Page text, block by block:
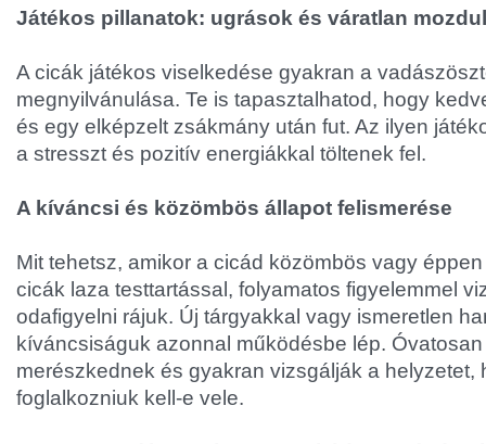
Játékos pillanatok: ugrások és váratlan
A cicák játékos viselkedése gyakran a
megnyilvánulása. Te is tapasztalhatod, hogy
és egy elképzelt zsákmány után fut. Az ilyen
a stresszt és pozitív energiákkal töltenek fel.
A kíváncsi és közömbös állapot felismerése
Mit tehetsz, amikor a cicád közömbös vagy
cicák laza testtartással, folyamatos figyelemmel
odafigyelni rájuk. Új tárgyakkal vagy ismeretlen
kíváncsiságuk azonnal működésbe lép.
merészkednek és gyakran vizsgálják a helyzetet,
foglalkozniuk kell-e vele.